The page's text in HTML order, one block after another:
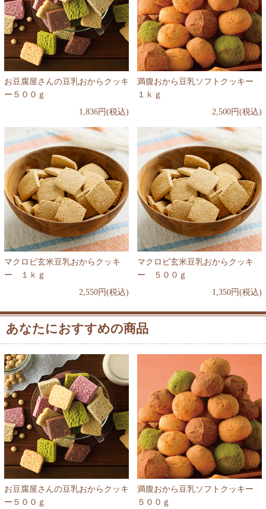
お豆腐屋さんの豆乳おからクッキ
ー５００ｇ
1,836円(税込)
満腹おから豆乳ソフトクッキー
１ｋｇ
2,500円(税込)
マクロビ玄米豆乳おからクッキ
ー １ｋｇ
2,550円(税込)
マクロビ玄米豆乳おからクッキ
ー ５００ｇ
1,350円(税込)
あなたにおすすめの商品
お豆腐屋さんの豆乳おからクッキ
ー５００ｇ
満腹おから豆乳ソフトクッキー
５００ｇ